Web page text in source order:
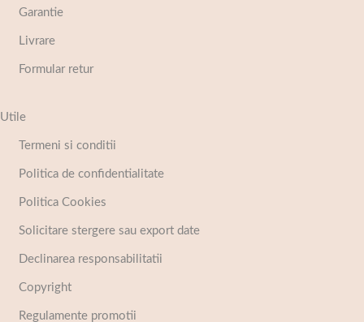
Garantie
Livrare
Formular retur
Utile
Termeni si conditii
Politica de confidentialitate
Politica Cookies
Solicitare stergere sau export date
Declinarea responsabilitatii
Copyright
Regulamente promotii